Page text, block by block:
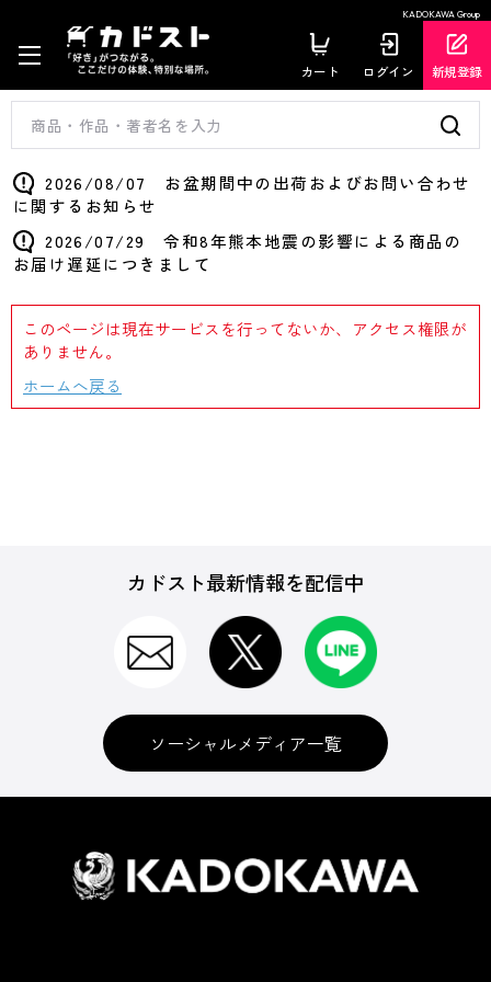
KADOKAWA Group
カート ログイン 新規登録
2026/08/07 お盆期間中の出荷およびお問い合わせ
に関するお知らせ
2026/07/29 令和8年熊本地震の影響による商品の
お届け遅延につきまして
このページは現在サービスを行ってないか、アクセス権限が
ありません。
ホームへ戻る
カドスト最新情報を配信中
ソーシャルメディア一覧